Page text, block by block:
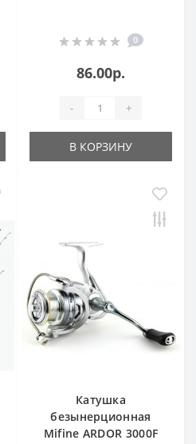
0
86.00р.
- +
В КОРЗИНУ
Катушка
безынерционная
Mifine ARDOR 3000F